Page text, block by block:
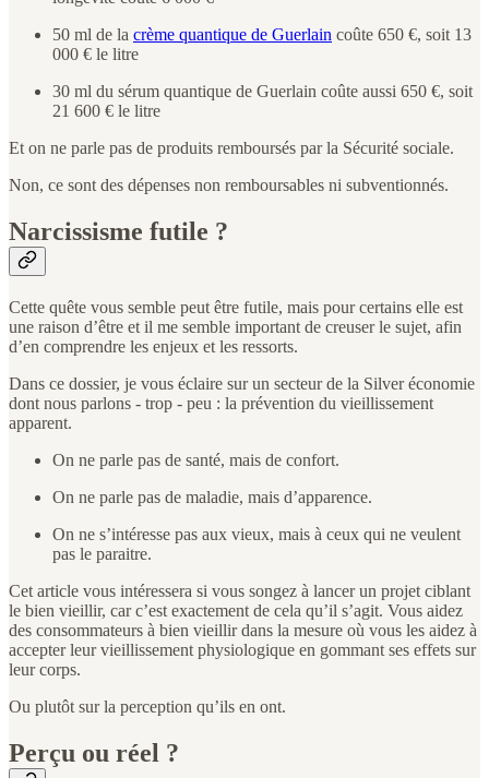
50 ml de la crème quantique de Guerlain coûte 650 €, soit 13
000 € le litre
30 ml du sérum quantique de Guerlain coûte aussi 650 €, soit
21 600 € le litre
Et on ne parle pas de produits remboursés par la Sécurité sociale.
Non, ce sont des dépenses non remboursables ni subventionnés.
Narcissisme futile ?
Cette quête vous semble peut être futile, mais pour certains elle est
une raison d’être et il me semble important de creuser le sujet, afin
d’en comprendre les enjeux et les ressorts.
Dans ce dossier, je vous éclaire sur un secteur de la Silver économie
dont nous parlons - trop - peu : la prévention du vieillissement
apparent.
On ne parle pas de santé, mais de confort.
On ne parle pas de maladie, mais d’apparence.
On ne s’intéresse pas aux vieux, mais à ceux qui ne veulent
pas le paraitre.
Cet article vous intéressera si vous songez à lancer un projet ciblant
le bien vieillir, car c’est exactement de cela qu’il s’agit. Vous aidez
des consommateurs à bien vieillir dans la mesure où vous les aidez à
accepter leur vieillissement physiologique en gommant ses effets sur
leur corps.
Ou plutôt sur la perception qu’ils en ont.
Perçu ou réel ?